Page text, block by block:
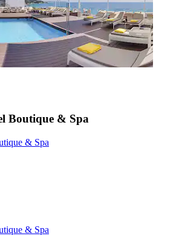
Boutique & Spa
& Spa
& Spa